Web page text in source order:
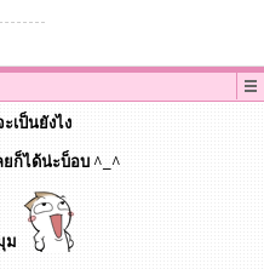
เป็นยังไง
ยก็ได้น่ะบ็อบ ^_^
ม